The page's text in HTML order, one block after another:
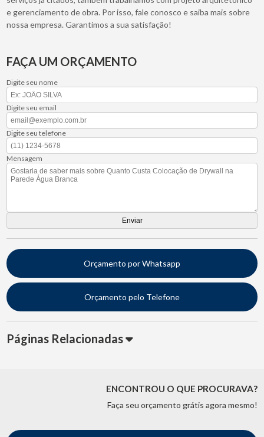
e gerenciamento de obra. Por isso, fale conosco e saiba mais sobre
nossa empresa. Garantimos a sua satisfação!
FAÇA UM ORÇAMENTO
Digite seu nome
Digite seu email
Digite seu telefone
Mensagem
Orçamento por Whatsapp
Orçamento pelo Telefone
Páginas Relacionadas
ENCONTROU O QUE PROCURAVA?
Faça seu orçamento grátis agora mesmo!